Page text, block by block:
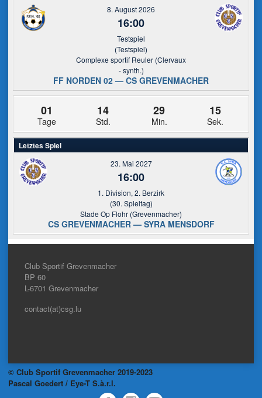
8. August 2026
16:00
Testspiel
(Testspiel)
Complexe sportif Reuler (Clervaux
- synth.)
FF NORDEN 02 — CS GREVENMACHER
01
Tage
14
Std.
29
Min.
14
Sek.
Letztes Spiel
23. Mai 2027
16:00
1. Division, 2. Berzirk
(30. Spieltag)
Stade Op Flohr (Grevenmacher)
CS GREVENMACHER — SYRA MENSDORF
Club Sportif Grevenmacher
BP 60
L-6701 Grevenmacher
contact(at)csg.lu
© Club Sportif Grevenmacher 2019-2023
Pascal Goedert / Eye-T S.à.r.l.